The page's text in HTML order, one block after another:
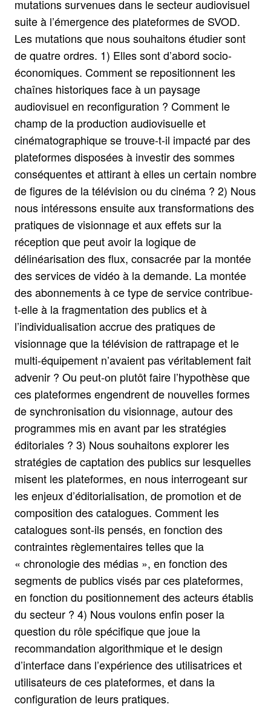
mutations survenues dans le secteur audiovisuel
suite à l’émergence des plateformes de SVOD.
Les mutations que nous souhaitons étudier sont
de quatre ordres. 1) Elles sont d’abord socio-
économiques. Comment se repositionnent les
chaînes historiques face à un paysage
audiovisuel en reconfiguration ? Comment le
champ de la production audiovisuelle et
cinématographique se trouve-t-il impacté par des
plateformes disposées à investir des sommes
conséquentes et attirant à elles un certain nombre
de figures de la télévision ou du cinéma ? 2) Nous
nous intéressons ensuite aux transformations des
pratiques de visionnage et aux effets sur la
réception que peut avoir la logique de
délinéarisation des flux, consacrée par la montée
des services de vidéo à la demande. La montée
des abonnements à ce type de service contribue-
t-elle à la fragmentation des publics et à
l’individualisation accrue des pratiques de
visionnage que la télévision de rattrapage et le
multi-équipement n’avaient pas véritablement fait
advenir ? Ou peut-on plutôt faire l’hypothèse que
ces plateformes engendrent de nouvelles formes
de synchronisation du visionnage, autour des
programmes mis en avant par les stratégies
éditoriales ? 3) Nous souhaitons explorer les
stratégies de captation des publics sur lesquelles
misent les plateformes, en nous interrogeant sur
les enjeux d’éditorialisation, de promotion et de
composition des catalogues. Comment les
catalogues sont-ils pensés, en fonction des
contraintes règlementaires telles que la
« chronologie des médias », en fonction des
segments de publics visés par ces plateformes,
en fonction du positionnement des acteurs établis
du secteur ? 4) Nous voulons enfin poser la
question du rôle spécifique que joue la
recommandation algorithmique et le design
d’interface dans l’expérience des utilisatrices et
utilisateurs de ces plateformes, et dans la
configuration de leurs pratiques.